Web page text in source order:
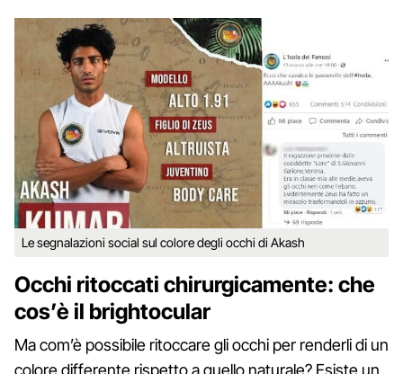
Le segnalazioni social sul colore degli occhi di Akash
Occhi ritoccati chirurgicamente: che
cos’è il brightocular
Ma com’è possibile ritoccare gli occhi per renderli di un
colore differente rispetto a quello naturale? Esiste un